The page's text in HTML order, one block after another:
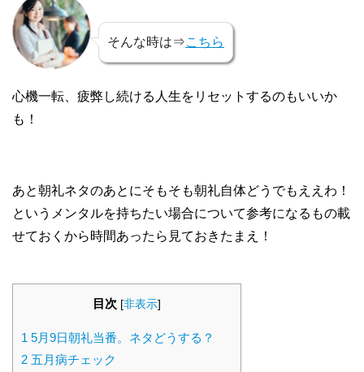
そんな時は⇒こちら
心機一転、疲弊し続ける人生をリセットするのもいいか
も！
あと朝礼ネタのあとにそもそも朝礼自体どうでもええわ！
というメンタルを持ちたい場合について参考になるもの載
せておくから時間あったら見ておきたまえ！
目次 [非表示]
1 5月9日朝礼当番。ネタどうする？
2 五月病チェック